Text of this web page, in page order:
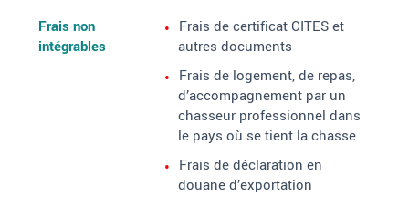
Frais non
intégrables
Frais de certificat CITES et
autres documents
Frais de logement, de repas,
d’accompagnement par un
chasseur professionnel dans
le pays où se tient la chasse
Frais de déclaration en
douane d’exportation